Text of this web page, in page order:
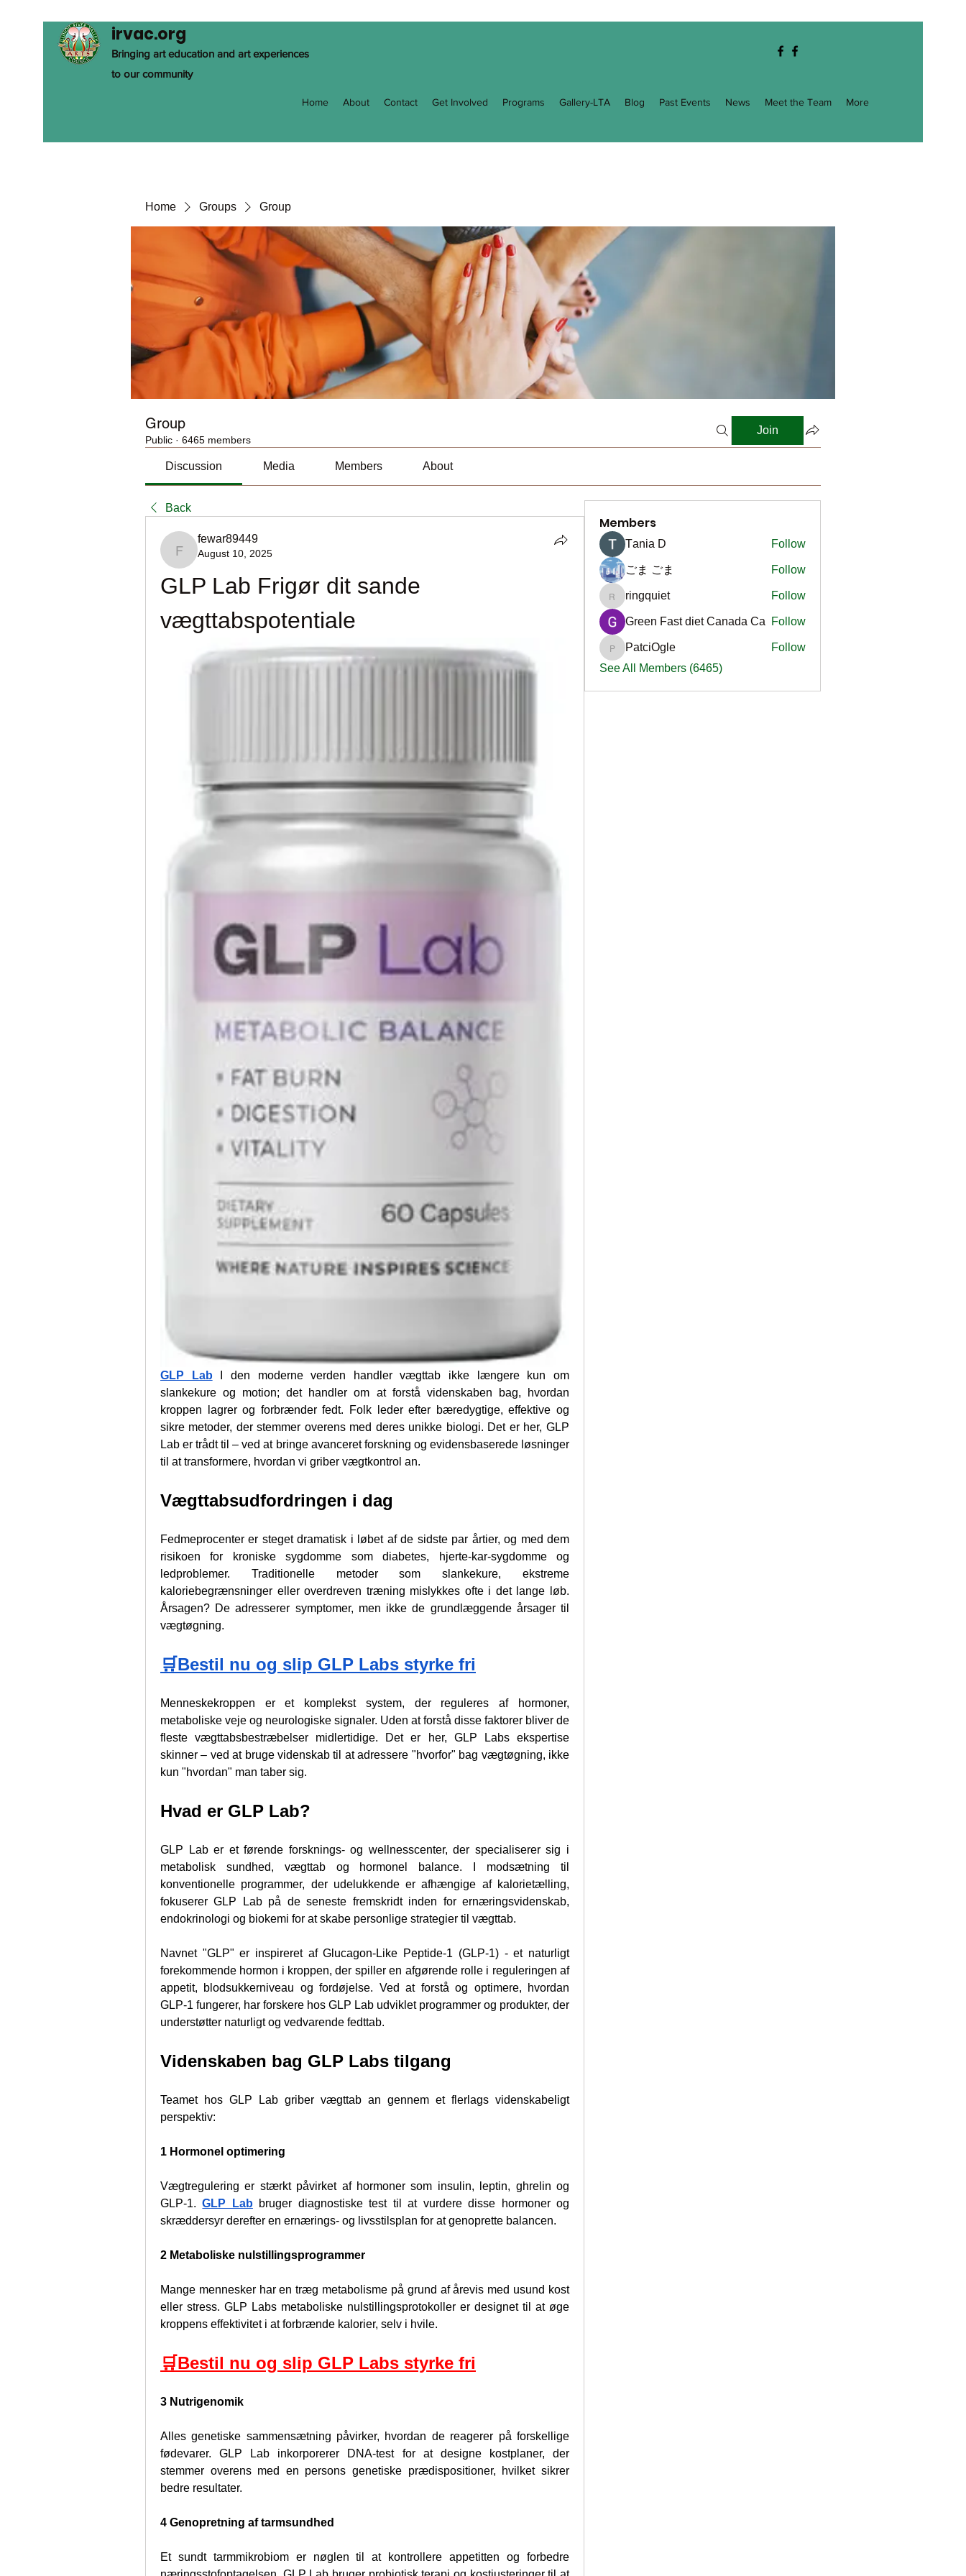
irvac.org
Bringing art education and art experiences
to our community
Home About Contact Get Involved Programs Gallery-LTA Blog Past Events News Meet the Team More
Home Groups Group
Group
Public · 6465 members
Join
Discussion Media Members About
Back
fewar89449
fewar89449
August 10, 2025
GLP Lab Frigør dit sande
vægttabspotentiale
GLP Lab
I den moderne verden handler vægttab ikke længere kun om
slankekure og motion; det handler om at forstå videnskaben bag, hvordan
kroppen lagrer og forbrænder fedt. Folk leder efter bæredygtige, effektive og
sikre metoder, der stemmer overens med deres unikke biologi. Det er her, GLP
Lab er trådt til – ved at bringe avanceret forskning og evidensbaserede løsninger
til at transformere, hvordan vi griber vægtkontrol an.
Vægttabsudfordringen i dag
Fedmeprocenter er steget dramatisk i løbet af de sidste par årtier, og med dem
risikoen for kroniske sygdomme som diabetes, hjerte-kar-sygdomme og
ledproblemer. Traditionelle metoder som slankekure, ekstreme
kaloriebegrænsninger eller overdreven træning mislykkes ofte i det lange løb.
Årsagen? De adresserer symptomer, men ikke de grundlæggende årsager til
vægtøgning.
🛒Bestil nu og slip GLP Labs styrke fri
Menneskekroppen er et komplekst system, der reguleres af hormoner,
metaboliske veje og neurologiske signaler. Uden at forstå disse faktorer bliver de
fleste vægttabsbestræbelser midlertidige. Det er her, GLP Labs ekspertise
skinner – ved at bruge videnskab til at adressere "hvorfor" bag vægtøgning, ikke
kun "hvordan" man taber sig.
Hvad er GLP Lab?
GLP Lab er et førende forsknings- og wellnesscenter, der specialiserer sig i
metabolisk sundhed, vægttab og hormonel balance. I modsætning til
konventionelle programmer, der udelukkende er afhængige af kalorietælling,
fokuserer GLP Lab på de seneste fremskridt inden for ernæringsvidenskab,
endokrinologi og biokemi for at skabe personlige strategier til vægttab.
Navnet "GLP" er inspireret af Glucagon-Like Peptide-1 (GLP-1) - et naturligt
forekommende hormon i kroppen, der spiller en afgørende rolle i reguleringen af
appetit, blodsukkerniveau og fordøjelse. Ved at forstå og optimere, hvordan
GLP-1 fungerer, har forskere hos GLP Lab udviklet programmer og produkter, der
understøtter naturligt og vedvarende fedttab.
Videnskaben bag GLP Labs tilgang
Teamet hos GLP Lab griber vægttab an gennem et flerlags videnskabeligt
perspektiv:
1 Hormonel optimering
Vægtregulering er stærkt påvirket af hormoner som insulin, leptin, ghrelin og
GLP-1. GLP Lab bruger diagnostiske test til at vurdere disse hormoner og
skræddersyr derefter en ernærings- og livsstilsplan for at genoprette balancen.
2 Metaboliske nulstillingsprogrammer
Mange mennesker har en træg metabolisme på grund af årevis med usund kost
eller stress. GLP Labs metaboliske nulstillingsprotokoller er designet til at øge
kroppens effektivitet i at forbrænde kalorier, selv i hvile.
🛒Bestil nu og slip GLP Labs styrke fri
3 Nutrigenomik
Alles genetiske sammensætning påvirker, hvordan de reagerer på forskellige
fødevarer. GLP Lab inkorporerer DNA-test for at designe kostplaner, der
stemmer overens med en persons genetiske prædispositioner, hvilket sikrer
bedre resultater.
4 Genopretning af tarmsundhed
Et sundt tarmmikrobiom er nøglen til at kontrollere appetitten og forbedre
Members
Тania D Follow
ごま ごま Follow
ringquiet
ringquiet Follow
Green Fast diet Canada Ca Follow
PatciOgle
PatciOgle
Follow
See All Members (6465)